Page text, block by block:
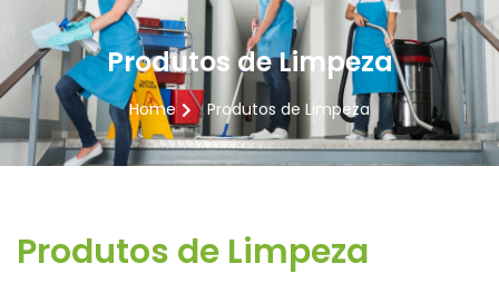
Produtos de Limpeza
Home Produtos de Limpeza
Produtos de Limpeza